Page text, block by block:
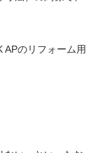
APのリフォーム用